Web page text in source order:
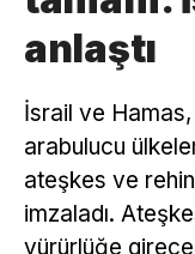
anlaştı
İsrail ve Hamas,
arabulucu
ateşkes ve
imzaladı.
yürürlüğe